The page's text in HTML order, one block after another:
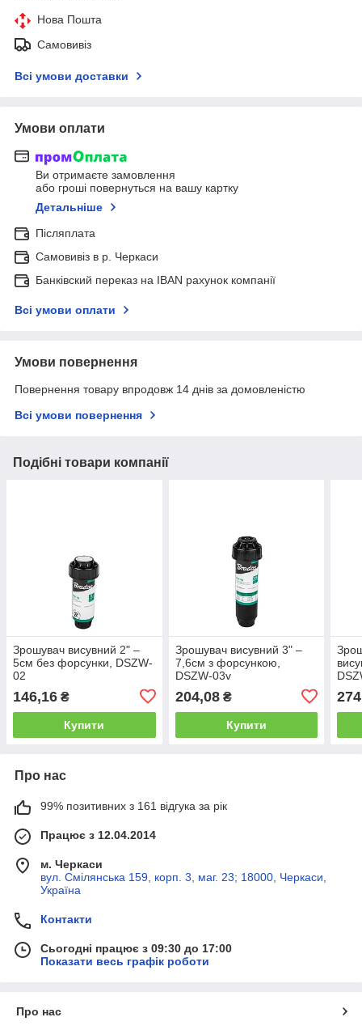
Нова Пошта
Самовивіз
Всі умови доставки
Умови оплати
Ви отримаєте замовлення
або гроші повернуться на вашу картку
Детальніше
Післяплата
Самовивіз в р. Черкаси
Банківский переказ на IBAN рахунок компанії
Всі умови оплати
Умови повернення
Повернення товару впродовж 14 днів за домовленістю
Всі умови повернення
Подібні товари компанії
Зрошувач висувний 2" –
5см без форсунки, DSZW-
02
146,16 ₴
Купити
Зрошувач висувний 3" –
7,6см з форсункою,
DSZW-03v
204,08₴
Купити
Про нас
99% позитивних з 161 відгука за рік
Працює з 12.04.2014
м. Черкаси
вул. Смілянська 159, корп. 3, маг. 23; 18000, Черкаси,
Україна
Контакти
Сьогодні працює з 09:30 до 17:00
Показати весь графік роботи
Про нас